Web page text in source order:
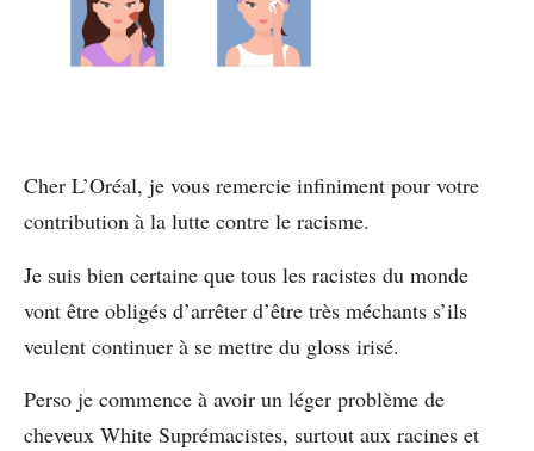
Cher L’Oréal, je vous remercie infiniment pour votre
contribution à la lutte contre le racisme.
Je suis bien certaine que tous les racistes du monde
vont être obligés d’arrêter d’être très méchants s’ils
veulent continuer à se mettre du gloss irisé.
Perso je commence à avoir un léger problème de
cheveux White Suprémacistes, surtout aux racines et